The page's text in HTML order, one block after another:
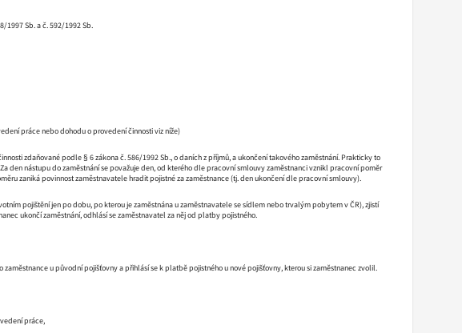
1997 Sb. a č. 592/1992 Sb.
práce nebo dohodu o provedení činnosti viz níže)
zdaňované podle § 6 zákona č. 586/1992 Sb., o daních z příjmů, a ukončení takového zaměstnání. Prakticky to
den nástupu do zaměstnání se považuje den, od kterého dle pracovní smlouvy zaměstnanci vznikl pracovní poměr
zaniká povinnost zaměstnavatele hradit pojistné za zaměstnance (tj. den ukončení dle pracovní smlouvy).
pojištění jen po dobu, po kterou je zaměstnána u zaměstnavatele se sídlem nebo trvalým pobytem v ČR), zjistí
ukončí zaměstnání, odhlásí se zaměstnavatel za něj od platby pojistného.
u původní pojišťovny a přihlásí se k platbě pojistného u nové pojišťovny, kterou si zaměstnanec zvolil.
práce,